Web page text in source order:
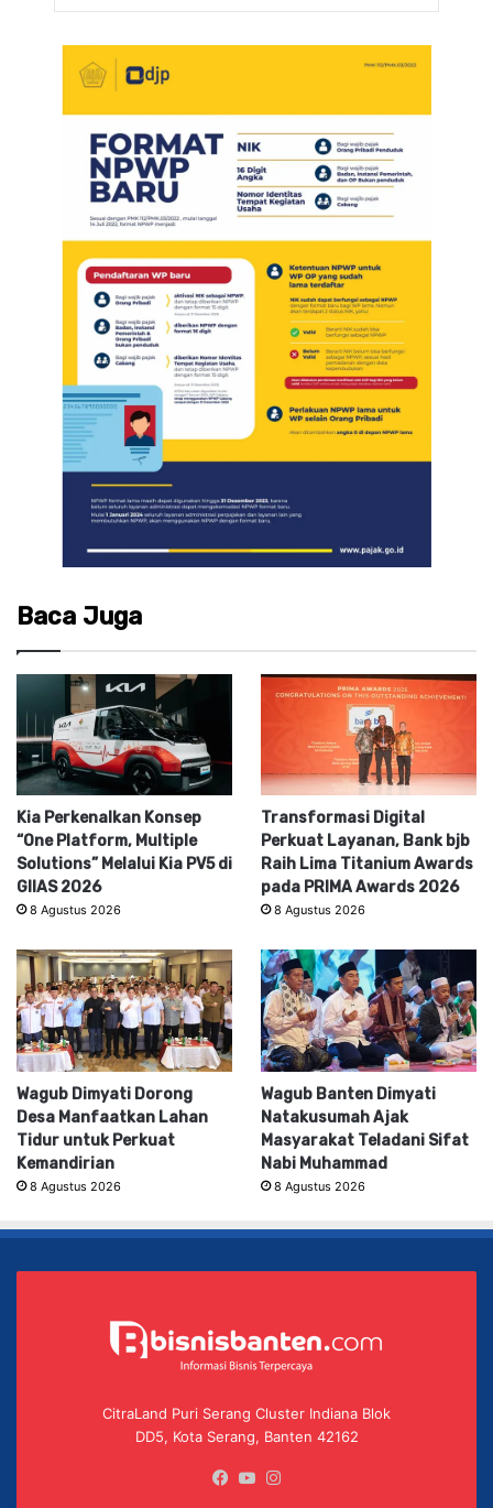
Baca Juga
Kia Perkenalkan Konsep
“One Platform, Multiple
Solutions” Melalui Kia PV5 di
GIIAS 2026
8 Agustus 2026
Transformasi Digital
Perkuat Layanan, Bank bjb
Raih Lima Titanium Awards
pada PRIMA Awards 2026
8 Agustus 2026
Wagub Dimyati Dorong
Desa Manfaatkan Lahan
Tidur untuk Perkuat
Kemandirian
8 Agustus 2026
Wagub Banten Dimyati
Natakusumah Ajak
Masyarakat Teladani Sifat
Nabi Muhammad
8 Agustus 2026
CitraLand Puri Serang Cluster Indiana Blok
DD5, Kota Serang, Banten 42162
Facebook
YouTube